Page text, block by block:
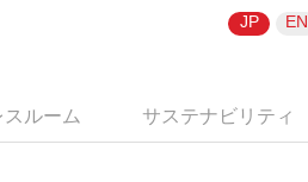
スルーム サステナビリティ
JP EN